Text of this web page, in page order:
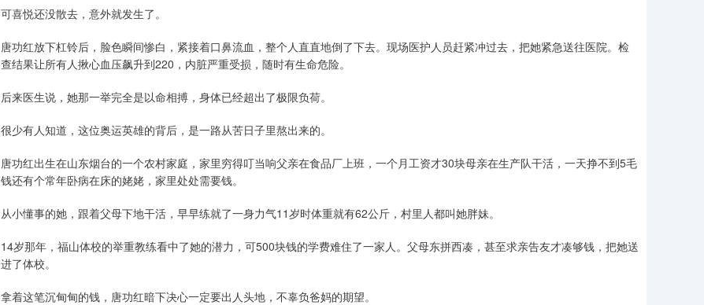
可喜悦还没散去，意外就发生了。
唐功红放下杠铃后，脸色瞬间惨白，紧接着口鼻流血，整个人直直地倒了下去。现场医护人员赶紧冲过去，把她紧急送往医院。检
查结果让所有人揪心血压飙升到220，内脏严重受损，随时有生命危险。
后来医生说，她那一举完全是以命相搏，身体已经超出了极限负荷。
很少有人知道，这位奥运英雄的背后，是一路从苦日子里熬出来的。
唐功红出生在山东烟台的一个农村家庭，家里穷得叮当响父亲在食品厂上班，一个月工资才30块母亲在生产队干活，一天挣不到5毛
钱还有个常年卧病在床的姥姥，家里处处需要钱。
从小懂事的她，跟着父母下地干活，早早练就了一身力气11岁时体重就有62公斤，村里人都叫她胖妹。
14岁那年，福山体校的举重教练看中了她的潜力，可500块钱的学费难住了一家人。父母东拼西凑，甚至求亲告友才凑够钱，把她送
进了体校。
拿着这笔沉甸甸的钱，唐功红暗下决心一定要出人头地，不辜负爸妈的期望。